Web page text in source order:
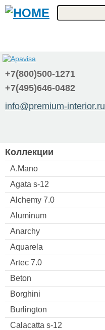
+7(800)500-1271
+7(495)646-0482
info@premium-interior.ru
Коллекции
A.Mano
Agata s-12
Alchemy 7.0
Aluminum
Anarchy
Aquarela
Artec 7.0
Beton
Borghini
Burlington
Calacatta s-12